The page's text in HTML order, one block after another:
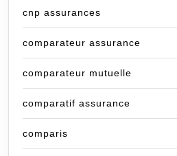
cnp assurances
comparateur assurance
comparateur mutuelle
comparatif assurance
comparis